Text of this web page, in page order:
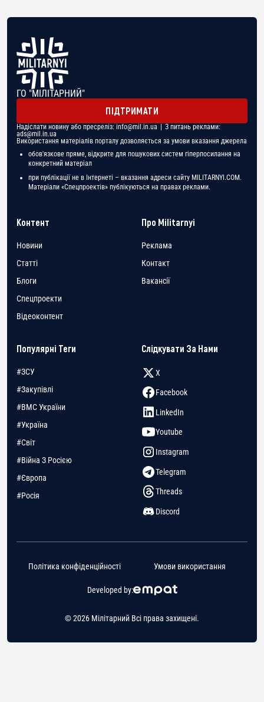
ГО "МІЛІТАРНИЙ"
ПІДТРИМАТИ
Надіслати новину або пресреліз: info@mil.in.ua | З питань реклами:
ads@mil.in.ua
Використання матеріалів порталу дозволяється за умови вказання джерела
обов'язкове пряме, відкрите для пошукових систем гіперпосилання на
конкретний матеріал
при публікації не в Інтернеті – вказання адреси сайту MILITARNYI.COM.
Матеріали «Спецпроектів» публікуються на правах реклами.
Контент
Новини
Статті
Блоги
Спецпроекти
Відеоконтент
Про Militarnyi
Реклама
Контакт
Вакансії
Популярні Теги
#ЗСУ
#Закупівлі
#ВМС України
#Україна
#Світ
#Війна З Росією
#Європа
#Росія
Слідкувати За Нами
X
Facebook
LinkedIn
Youtube
Instagram
Telegram
Threads
Discord
© 2026 Мілітарний Всі права захищені.
Developed by:
Політика конфіденційності Умови використання